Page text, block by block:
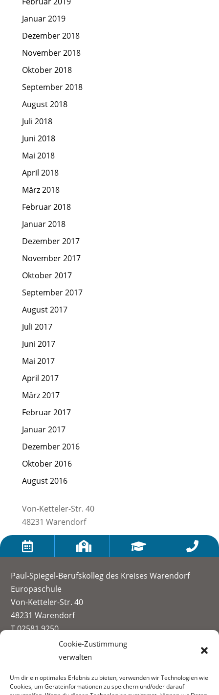
Cookie-Zustimmung
verwalten
Um dir ein optimales Erlebnis zu bieten, verwenden wir Technologien wie
Cookies, um Geräteinformationen zu speichern und/oder darauf
Januar 2019
Dezember 2018
November 2018
Oktober 2018
September 2018
August 2018
Juli 2018
Juni 2018
Mai 2018
April 2018
März 2018
Februar 2018
Januar 2018
Dezember 2017
November 2017
Oktober 2017
September 2017
August 2017
Juli 2017
Juni 2017
Mai 2017
April 2017
März 2017
Februar 2017
Januar 2017
Dezember 2016
Oktober 2016
August 2016
Von-Ketteler-Str. 40
48231 Warendorf
   
Paul-Spiegel-Berufskolleg des Kreises Warendorf
Europaschule
Von-Ketteler-Str. 40
48231 Warendorf
T 02581 9250
info@paul-spiegel-berufskolleg.eu
Datenschutzerklärung